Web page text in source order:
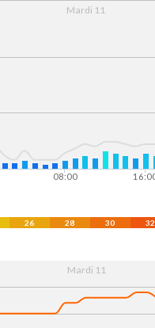
Mardi 11
08:00
26 28 30 32
Mardi 11